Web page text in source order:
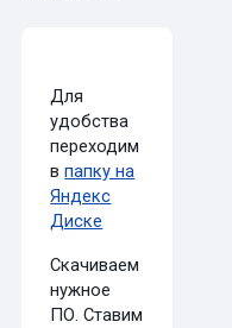
Для
удобства
переходим
впапку на
Яндекс
Диске
Скачиваем
нужное
ПО. Ставим